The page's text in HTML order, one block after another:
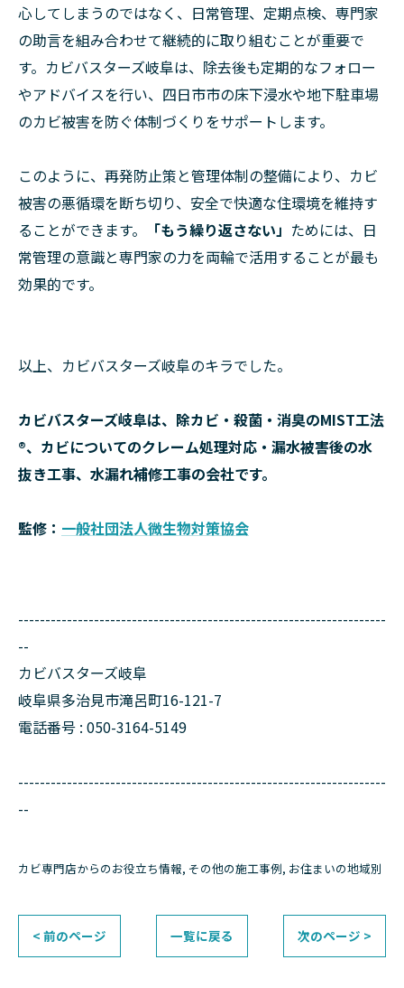
心してしまうのではなく、日常管理、定期点検、専門家
の助言を組み合わせて継続的に取り組むことが重要で
す。カビバスターズ岐阜は、除去後も定期的なフォロー
やアドバイスを行い、四日市市の床下浸水や地下駐車場
のカビ被害を防ぐ体制づくりをサポートします。
このように、再発防止策と管理体制の整備により、カビ
被害の悪循環を断ち切り、安全で快適な住環境を維持す
ることができます。
「もう繰り返さない」 ためには、日
常管理の意識と専門家の力を両輪で活用することが最も
効果的です。
以上、カビバスターズ岐阜のキラでした。
カビバスターズ岐阜は、除カビ・殺菌・消臭のMIST工法
®、カビについてのクレーム処理対応・漏水被害後の水
抜き工事、水漏れ補修工事の会社です。
監修： 一般社団法人微生物対策協会
--------------------------------------------------------------------
--
カビバスターズ岐阜
岐阜県多治見市滝呂町16-121-7
電話番号 : 050-3164-5149
--------------------------------------------------------------------
--
カビ専門店からのお役立ち情報 その他の施工事例 お住まいの地域別
< 前のページ 一覧に戻る 次のページ >